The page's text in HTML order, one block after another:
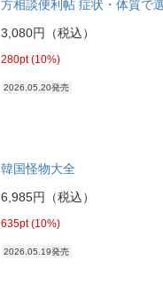
方相談便利帖 症状・体質で
3,080円（税込）
280pt (10%)
2026.05.20発売
韓国怪物大全
6,985円（税込）
635pt (10%)
2026.05.19発売